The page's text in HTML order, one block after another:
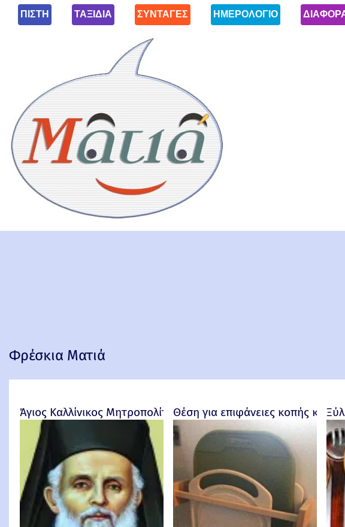
ΠΙΣΤΗ ΤΑΞΙΔΙΑ ΣΥΝΤΑΓΕΣ ΗΜΕΡΟΛΟΓΙΟ
Φρέσκια Ματιά
Άγιος Καλλίνικος Μητροπολίτης ΕδέσσηςΘέση για επιφάνειες κοπής και